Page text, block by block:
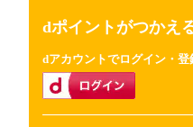
dポイントがつかえ
dアカウントでログイン・登